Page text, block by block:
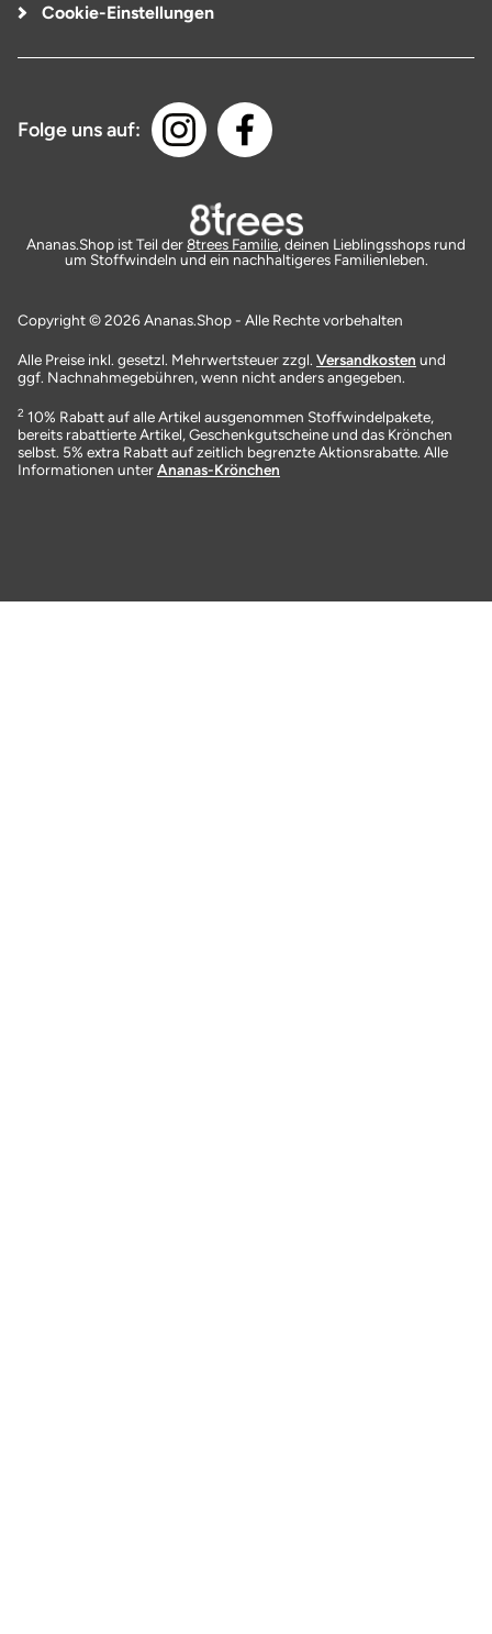
Cookie-Einstellungen
Folge uns auf:
Ananas.Shop ist Teil der8trees Familie, deinen Lieblingsshops rund
um Stoffwindeln und ein nachhaltigeres Familienleben.
Copyright © 2026 Ananas.Shop - Alle Rechte vorbehalten
Alle Preise inkl. gesetzl. Mehrwertsteuer zzgl. Versandkosten und
ggf. Nachnahmegebühren, wenn nicht anders angegeben.
2 10% Rabatt auf alle Artikel ausgenommen Stoffwindelpakete,
bereits rabattierte Artikel, Geschenkgutscheine und das Krönchen
selbst. 5% extra Rabatt auf zeitlich begrenzte Aktionsrabatte. Alle
Informationen unterAnanas-Krönchen